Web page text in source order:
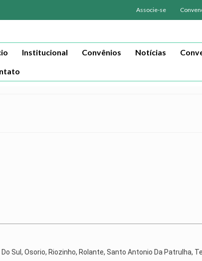
Associe-se
Institucional Convênios Notícias
Sul, Osorio, Riozinho, Rolante, Santo Antonio Da Patrulha,